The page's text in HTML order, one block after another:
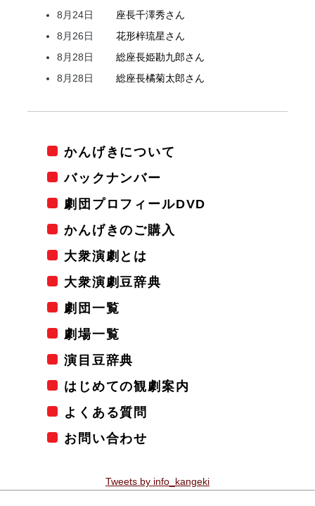
8月24日
座長千澤秀さん
8月26日
花形梓琉星さん
8月28日
総座長姫勘九郎さん
8月28日
総座長橘菊太郎さん
かんげきについて
バックナンバー
劇団プロフィールDVD
かんげきのご購入
大衆演劇とは
大衆演劇豆辞典
劇団一覧
劇場一覧
演目豆辞典
はじめての観劇案内
よくある質問
お問い合わせ
Tweets by info_kangeki